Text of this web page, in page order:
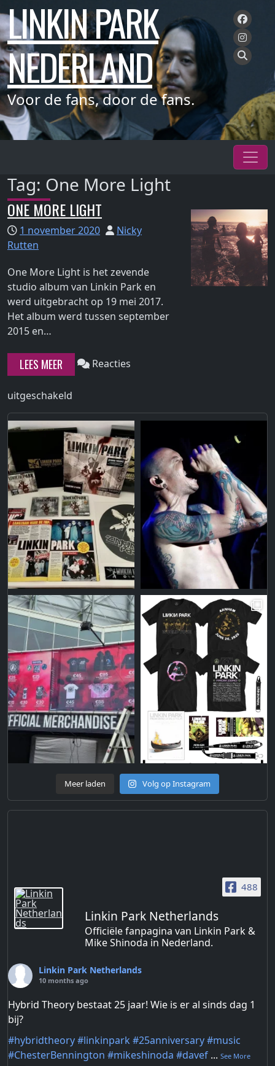
Meteen
naar
de
inhoud
LINKIN PARK
NEDERLAND
Voor de fans, door de fans.
Tag: One More Light
ONE MORE LIGHT
1 november 2020
Nicky
Rutten
One More Light is het zevende
studio album van Linkin Park en
werd uitgebracht op 19 mei 2017.
Het album werd tussen september
2015 en…
"One
More
Light"
LEES MEER Reacties
uitgeschakeld
One
More
Light
Meer laden Volg op Instagram
488
Linkin Park Netherlands
Officiële fanpagina van Linkin Park &
Mike Shinoda in Nederland.
Linkin Park Netherlands
10 months ago
Hybrid Theory bestaat 25 jaar! Wie is er al sinds dag 1
bij?
#hybridtheory#linkinpark#25anniversary#music
#ChesterBennington #mikeshinoda #davef ... See More